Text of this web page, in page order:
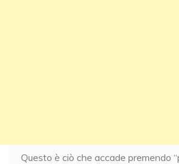
Questo è ciò che accade premendo